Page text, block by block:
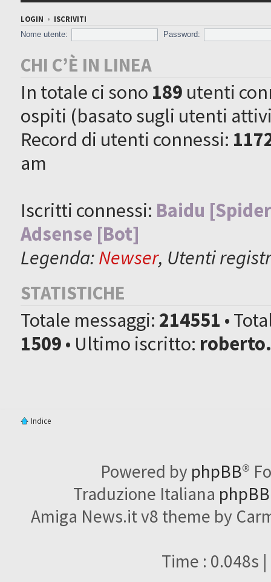
LOGIN • ISCRIVITI
Nome utente:
Password:
CHI C’È IN LINEA
In totale ci sono 189 utenti
ospiti (basato sugli utenti
Record di utenti connessi:
am
Iscritti connessi: Baidu
Adsense [Bot]
Legenda:Newser, Utenti
STATISTICHE
Totale messaggi: 214551 •
1509• Ultimo iscritto:
Indice
Powered by phpBB®
Traduzione Italiana
Amiga News.it v8 theme by
Time : 0.048s